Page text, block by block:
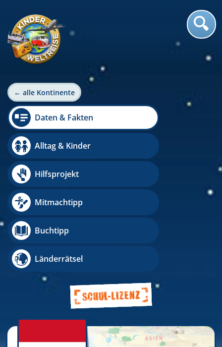
← alle Kontinente
Daten & Fakten
Alltag & Kinder
Hilfsprojekt
Mitmachtipp
Buchtipp
Länderrätsel